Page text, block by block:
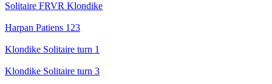
Solitaire FRVR Klondike
Harpan Patiens 123
Klondike Solitaire turn 1
Klondike Solitaire turn 3